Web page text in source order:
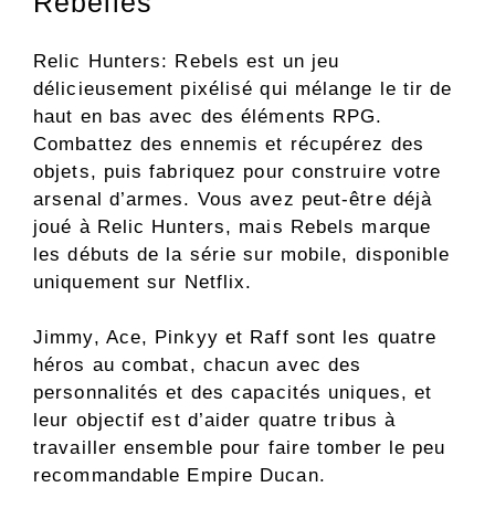
Relic Hunters: Rebels est un jeu
délicieusement pixélisé qui mélange le tir de
haut en bas avec des éléments RPG.
Combattez des ennemis et récupérez des
objets, puis fabriquez pour construire votre
arsenal d’armes. Vous avez peut-être déjà
joué à Relic Hunters, mais Rebels marque
les débuts de la série sur mobile, disponible
uniquement sur Netflix.
Jimmy, Ace, Pinkyy et Raff sont les quatre
héros au combat, chacun avec des
personnalités et des capacités uniques, et
leur objectif est d’aider quatre tribus à
travailler ensemble pour faire tomber le peu
recommandable Empire Ducan.